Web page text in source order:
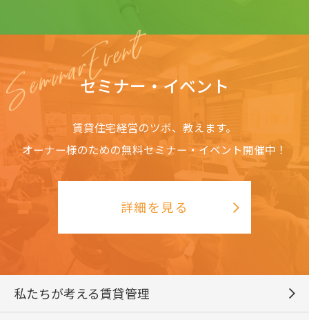
セミナー・イベント
賃貸住宅経営のツボ、教えます。
オーナー様のための無料セミナー・イベント開催中！
詳細を見る
私たちが考える賃貸管理